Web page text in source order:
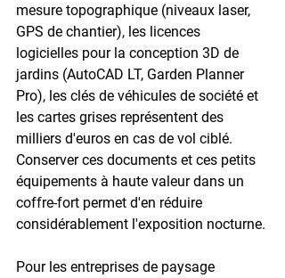
mesure topographique (niveaux laser,
GPS de chantier), les licences
logicielles pour la conception 3D de
jardins (AutoCAD LT, Garden Planner
Pro), les clés de véhicules de société et
les cartes grises représentent des
milliers d'euros en cas de vol ciblé.
Conserver ces documents et ces petits
équipements à haute valeur dans un
coffre-fort permet d'en réduire
considérablement l'exposition nocturne.
Pour les entreprises de paysage